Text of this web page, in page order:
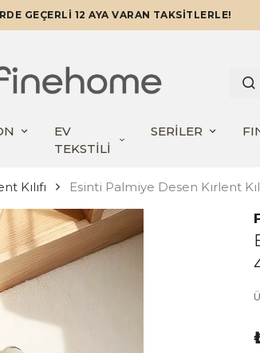
GEÇERLİ 12 AYA VARAN TAKSİTLERLE!
EV
TEKSTİLİ
SERİLER
Kılıfı Esinti Palmiye Desen Kırlent